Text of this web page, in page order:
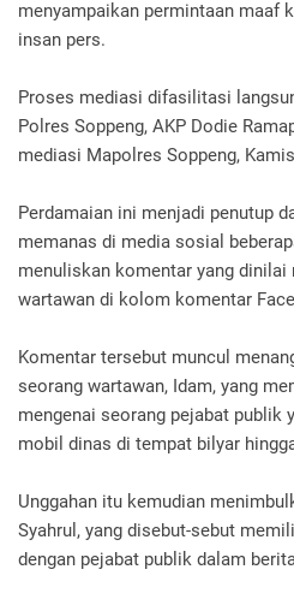
menyampaikan permintaan maaf
insan pers.
Proses mediasi difasilitasi
Polres Soppeng, AKP Dodie
mediasi Mapolres Soppeng,
Perdamaian ini menjadi penutup
memanas di media sosial
menuliskan komentar yang dinilai
wartawan di kolom komentar
Komentar tersebut muncul
seorang wartawan, Idam, yang
mengenai seorang pejabat publik
mobil dinas di tempat bilyar
Unggahan itu kemudian
Syahrul, yang disebut-sebut
dengan pejabat publik dalam